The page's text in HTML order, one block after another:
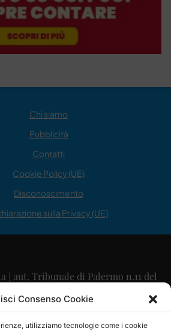
Consenso Cookie
utilizziamo tecnologie come i cookie
Chi siamo
Pubblicità
Contatti
Cookie Policy (UE)
Disconoscimento
sulla Privacy (UE)
aut. Tribunale di Palermo n.11 del
29/09/2015